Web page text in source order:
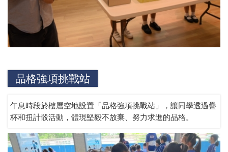
品格強項挑戰站
午息時段於樓層空地設置「品格強項挑戰站」，讓同學透過疊
杯和扭計骰活動，體現堅毅不放棄、努力求進的品格。